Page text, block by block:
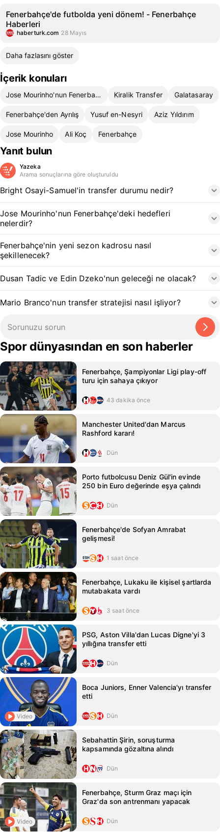
Fenerbahçe'de futbolda yeni dönem! - Fenerbahçe
Haberleri
haberturk.com 28 Mayıs
Daha fazlasını göster
İçerik konuları
Jose Mourinho'nun Fenerbahçe Geleceği Kiralik Transfer Galatasaray
Fenerbahçe'den Ayrılış Yusuf en-Nesyri Aziz Yıldırım
Jose Mourinho Ali Koç Fenerbahçe
Yanıt bulun
Yazeka
Arama sonuçlarına göre oluşturuldu
Bright Osayi-Samuel'in transfer durumu nedir?
Jose Mourinho'nun Fenerbahçe'deki hedefleri
nelerdir?
Fenerbahçe'nin yeni sezon kadrosu nasıl
şekillenecek?
Dusan Tadic ve Edin Dzeko'nun geleceği ne olacak?
Mario Branco'nun transfer stratejisi nasıl işliyor?
Spor dünyasından en son haberler
Fenerbahçe, Şampiyonlar Ligi play-off
turu için sahaya çıkıyor
43 dakika önce
Manchester United'dan Marcus
Rashford kararı!
Dün
Porto futbolcusu Deniz Gül'in evinde
250 bin Euro değerinde eşya çalındı
Dün
Fenerbahçe'de Sofyan Amrabat
gelişmesi!
1 saat önce
Fenerbahçe, Lukaku ile kişisel şartlarda
mutabakata vardı
3 saat önce
PSG, Aston Villa'dan Lucas Digne'yi 3
yıllığına transfer etti
Dün
Video
Boca Juniors, Enner Valencia'yı transfer
etti
Dün
Sebahattin Şirin, soruşturma
kapsamında gözaltına alındı
Dün
Video
Fenerbahçe, Sturm Graz maçı için
Graz'da son antrenmanı yapacak
Dün